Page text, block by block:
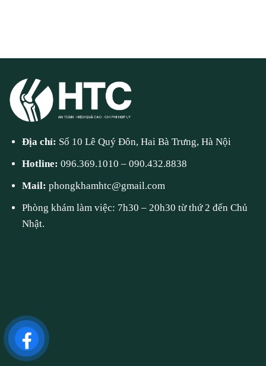
Địa chỉ: Số 10 Lê Quý Đôn, Hai Bà Trưng, Hà Nội
Hotline:096.369.1010 –090.432.8838
Mail:phongkhamhtc@gmail.com
Phòng khám làm việc: 7h30 – 20h30 từ thứ 2 đến Chủ
Nhật.